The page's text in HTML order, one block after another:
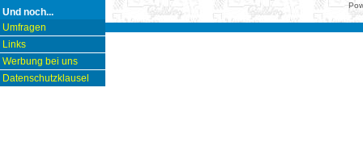
Und noch...
Umfragen
Links
Werbung bei uns
Datenschutzklausel